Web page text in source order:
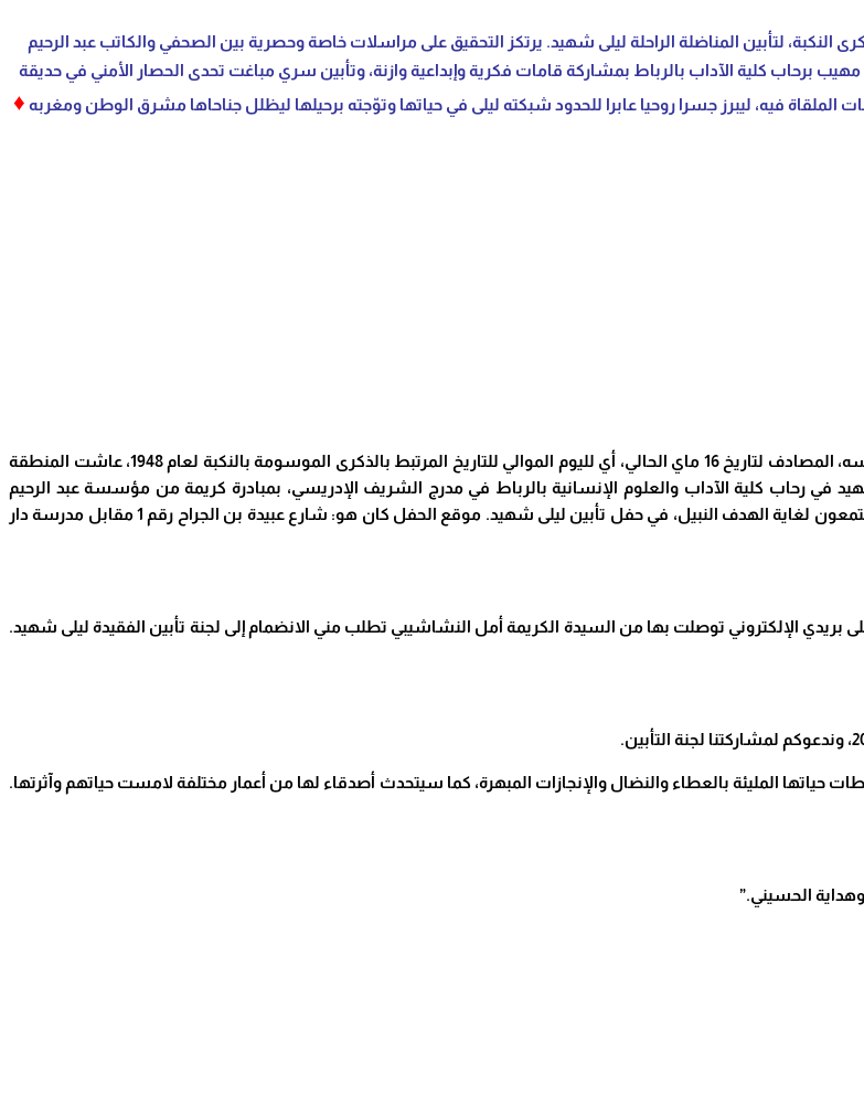
التزامن الرمزي لحدثين أقيما في يوم واحد (16 مايو 2026)، غداة ذكرى النكبة، لتأبين المناضلة الراحلة ليلى شهيد. يرتكز التحقيق على مراسلات خاصة وحصرية بين الصحفي والكاتب عبد الرحيم
برحاب كلية الآداب بالرباط بمشاركة قامات فكرية وإبداعية وازنة، وتأبين سري مباغت تحدى الحصار الأمني في حديقة
فيه، ليبرز جسرا روحيا عابرا للحدود شبكته ليلى في حياتها وتوّجته برحيلها ليظلل جناحاها مشرق الوطن ومغربه ♦
في التاريخ نفسه، المصادف لتاريخ 16 ماي الحالي، أي لليوم الموالي للتاريخ المرتبط بالذكرى الموسومة بالنكبة لعام 1948، عاشت المنطقة
في رحاب كلية الآداب والعلوم الإنسانية بالرباط في مدرج الشريف الإدريسي، بمبادرة كريمة من مؤسسة عبد الرحيم
بوعبيد.. في هذا اليوم السبت 16 ماي 2026، في القدس كان أصدقاء ومحبو ليلى شهيد يجتمعون لغاية الهدف النبيل، في حفل تأبين ليلى شهيد. موقع الحفل كان هو: شارع عبيدة بن الجراح رقم 1 مقابل مدرسة دار
الإلكتروني توصلت بها من السيدة الكريمة أمل النشاشيبي تطلب مني الانضمام إلى لجنة تأبين الفقيدة ليلى شهيد.
.
المليئة بالعطاء والنضال والإنجازات المبهرة، كما سيتحدث أصدقاء لها من أعمار مختلفة لامست حياتهم وآثرتها.
الحسيني.”